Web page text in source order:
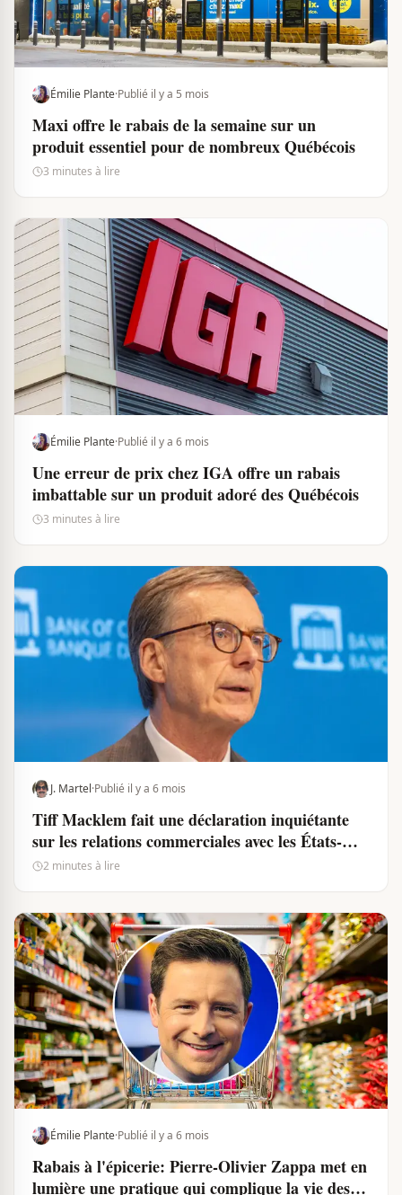
Émilie Plante·Publié il y a 5 mois
Maxi offre le rabais de la semaine sur un
produit essentiel pour de nombreux Québécois
3 minutes à lire
Émilie Plante·Publié il y a 6 mois
Une erreur de prix chez IGA offre un rabais
imbattable sur un produit adoré des Québécois
3 minutes à lire
J. Martel·Publié il y a 6 mois
Tiff Macklem fait une déclaration inquiétante
sur les relations commerciales avec les États-
Unis
2 minutes à lire
Émilie Plante·Publié il y a 6 mois
Rabais à l'épicerie: Pierre-Olivier Zappa met en
lumière une pratique qui complique la vie des